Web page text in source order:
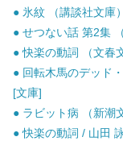
● 氷紋 （講談社文庫
● せつない話 第2集
● 快楽の動詞 （文春
● 回転木馬のデッド
[文庫]
● ラビット病 （新潮
● 快楽の動詞 / 山田